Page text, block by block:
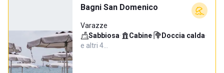
Bagni San Domenico
Varazze
Sabbiosa· Cabine· Doccia calda·
e altri 4…